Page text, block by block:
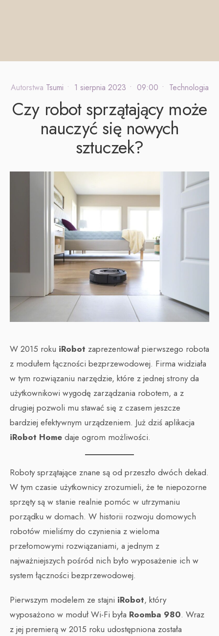
Autorstwa Tsumi • 1 sierpnia 2023 • 09:00 • Technologia
Czy robot sprzątający może
nauczyć się nowych
sztuczek?
W 2015 roku iRobot zaprezentował pierwszego robota
z modułem łączności bezprzewodowej. Firma widziała
w tym rozwiązaniu narzędzie, które z jednej strony da
użytkownikowi wygodę zarządzania robotem, a z
drugiej pozwoli mu stawać się z czasem jeszcze
bardziej efektywnym urządzeniem. Już dziś aplikacja
iRobot Home daje ogrom możliwości.
Roboty sprzątające znane są od przeszło dwóch dekad.
W tym czasie użytkownicy zrozumieli, że te niepozorne
sprzęty są w stanie realnie pomóc w utrzymaniu
porządku w domach. W historii rozwoju domowych
robotów mieliśmy do czynienia z wieloma
przełomowymi rozwiązaniami, a jednym z
najważniejszych pośród nich było wyposażenie ich w
system łączności bezprzewodowej.
Pierwszym modelem ze stajni iRobot, który
wyposażono w moduł Wi-Fi była Roomba 980. Wraz
z jej premierą w 2015 roku udostępniona została